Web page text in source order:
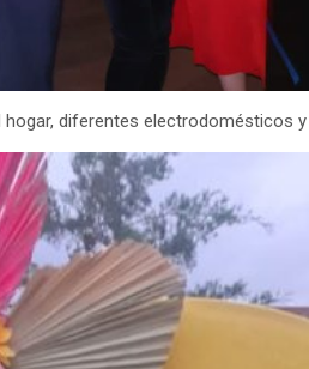
hogar, diferentes electrodomésticos